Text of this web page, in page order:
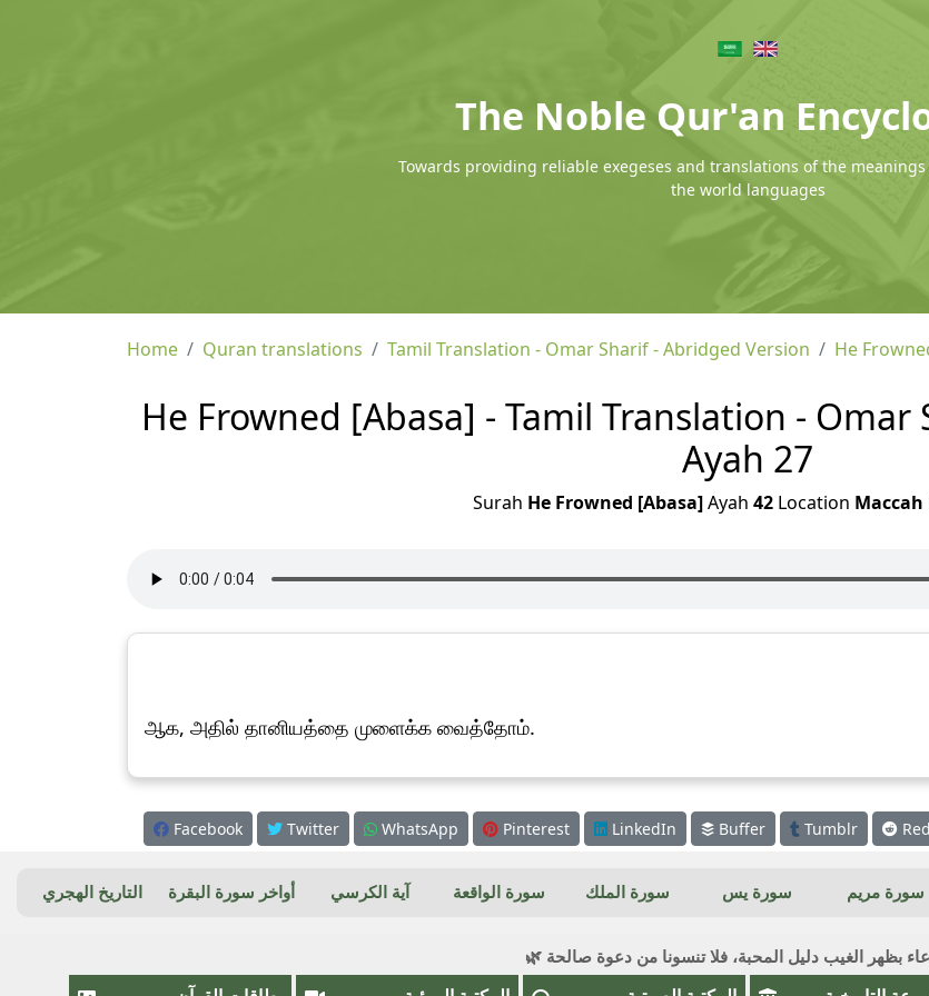
The Noble Qur'an
Towards providing reliable exegeses and translations of the
the world languages
Home Quran translations Tamil Translation - Omar Sharif - Abridged Version He
He Frowned [Abasa] - Tamil Translation -
Ayah 27
Surah He Frowned [Abasa]Ayah 42 Location Maccah
ஆக, அதில் தானியத்தை முளைக்க வைத்தோம்.
Facebook Twitter WhatsApp Pinterest LinkedIn Buffer Tumblr
سورة مريم سورة يس سورة الملك سورة الواقعة آية الكرسي أواخر سورة البقرة التاريخ الهجري
بظهر الغيب دليل المحبة، فلا تنسونا من دعوة صالحة 🌿